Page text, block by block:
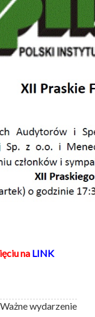
na LINK
wydarzenie